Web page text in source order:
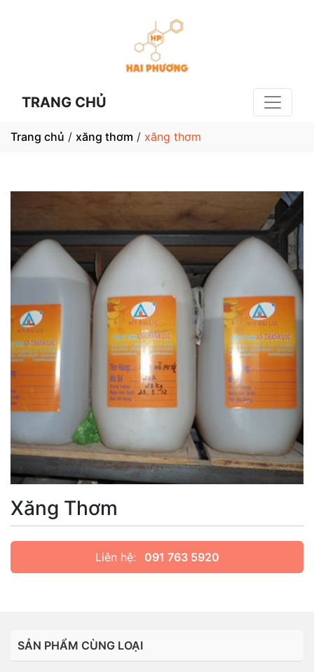
TRANG CHỦ
Trang chủ / xăng thơm / xăng thơm
Xăng Thơm
Liên hệ: 091 763 5920
SẢN PHẨM CÙNG LOẠI